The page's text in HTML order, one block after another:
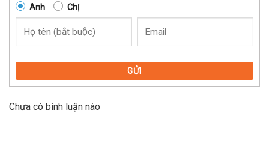
Anh Chị
GỬI
Chưa có bình luận nào